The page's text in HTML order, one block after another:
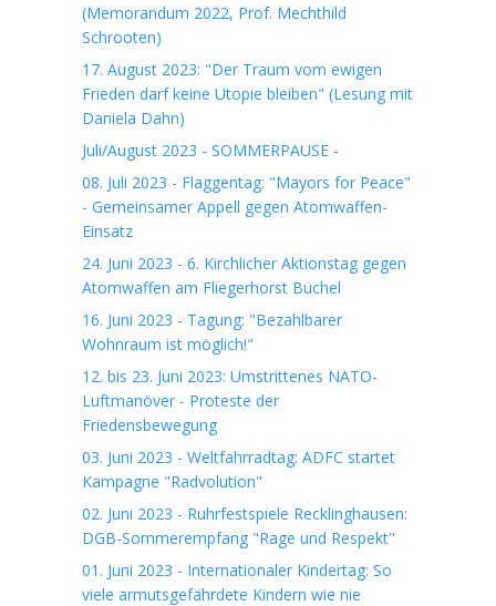
(Memorandum 2022, Prof. Mechthild
Schrooten)
17. August 2023: "Der Traum vom ewigen
Frieden darf keine Utopie bleiben" (Lesung mit
Daniela Dahn)
Juli/August 2023 - SOMMERPAUSE -
08. Juli 2023 - Flaggentag: "Mayors for Peace"
- Gemeinsamer Appell gegen Atomwaffen-
Einsatz
24. Juni 2023 - 6. Kirchlicher Aktionstag gegen
Atomwaffen am Fliegerhorst Büchel
16. Juni 2023 - Tagung: "Bezahlbarer
Wohnraum ist möglich!"
12. bis 23. Juni 2023: Umstrittenes NATO-
Luftmanöver - Proteste der
Friedensbewegung
03. Juni 2023 - Weltfahrradtag: ADFC startet
Kampagne "Radvolution"
02. Juni 2023 - Ruhrfestspiele Recklinghausen:
DGB-Sommerempfang "Rage und Respekt"
01. Juni 2023 - Internationaler Kindertag: So
viele armutsgefährdete Kindern wie nie